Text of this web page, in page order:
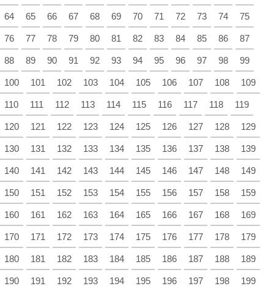
64 65 66 67 68 69 70 71 72 73 74 75
76 77 78 79 80 81 82 83 84 85 86 87
88 89 90 91 92 93 94 95 96 97 98 99
100 101 102 103 104 105 106 107 108 109
110 111 112 113 114 115 116 117 118 119
120 121 122 123 124 125 126 127 128 129
130 131 132 133 134 135 136 137 138 139
140 141 142 143 144 145 146 147 148 149
150 151 152 153 154 155 156 157 158 159
160 161 162 163 164 165 166 167 168 169
170 171 172 173 174 175 176 177 178 179
180 181 182 183 184 185 186 187 188 189
190 191 192 193 194 195 196 197 198 199